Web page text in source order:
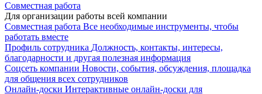
Совместная работа
Для организации работы всей компании
Совместная работа Все необходимые инструменты, чтобы
работать вместе
Профиль сотрудника Должность, контакты, интересы,
благодарности и другая полезная информация
Соцсеть компании Новости, события, обсуждения, площадка
для общения всех сотрудников
Онлайн-доски Интерактивные онлайн-доски для